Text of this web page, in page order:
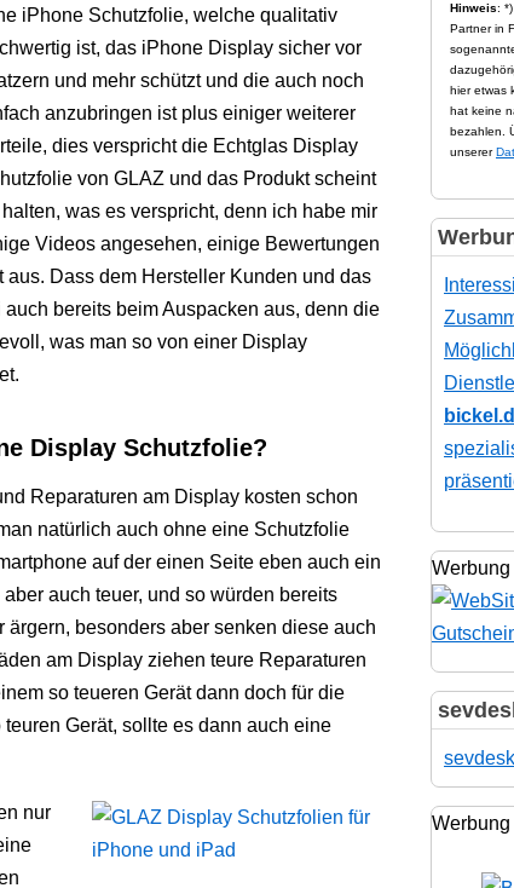
iPhone Schutzfolie, welche qualitativ
ist, das iPhone Display sicher vor
und mehr schützt und die auch noch
anzubringen ist plus einiger weiterer
dies verspricht die Echtglas Display
von GLAZ und das Produkt scheint
was es verspricht, denn ich habe mir
Videos angesehen, einige Bewertungen
Dass dem Hersteller Kunden und das
bereits beim Auspacken aus, denn die
was man so von einer Display
Display Schutzfolie?
Reparaturen am Display kosten schon
natürlich auch ohne eine Schutzfolie
auf der einen Seite eben auch ein
auch teuer, und so würden bereits
besonders aber senken diese auch
am Display ziehen teure Reparaturen
so teueren Gerät dann doch für die
Gerät, sollte es dann auch eine
nur
Hinweis:
Partner in
hier etwas
hat keine
bezahlen.
unserer
Werbung
Werbung